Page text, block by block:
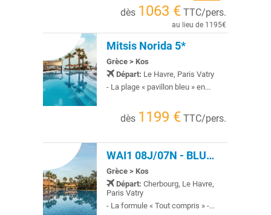
dès 1063 € TTC/pers.
au lieu de 1195€
Mitsis Norida 5*
Grèce > Kos
Départ: Le Havre, Paris Vatry
- La plage « pavillon bleu » en...
dès 1199 € TTC/pers.
WAI1 08J/07N - BLUE LAGOON RESORT 5*- AI
Grèce > Kos
Départ: Cherbourg, Le Havre,
Paris Vatry
- La formule « Tout compris » -...